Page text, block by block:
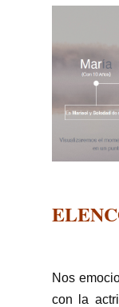
Nos
con la